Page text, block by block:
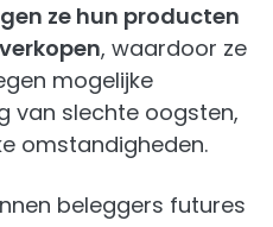
ze hun producten
, waardoor ze
mogelijke
van slechte oogsten,
omstandigheden.
beleggers futures